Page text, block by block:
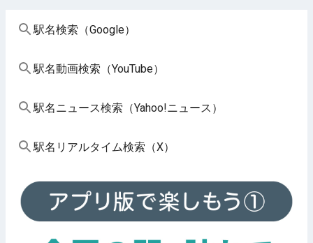
駅名検索（Google）
駅名動画検索（YouTube）
駅名ニュース検索（Yahoo!ニュース）
駅名リアルタイム検索（X）